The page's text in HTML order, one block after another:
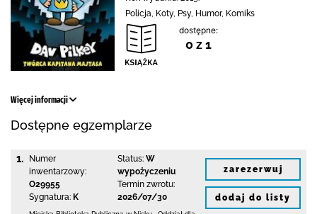
Policja, Koty, Psy, Humor, Komiks
dostępne:
0 z 1
Więcej informacji
Dostępne egzemplarze
1.
Numer
inwentarzowy:
O29955
Sygnatura: K
Status: W
wypożyczeniu
Termin zwrotu:
2026/07/30
zarezerwuj
dodaj do listy